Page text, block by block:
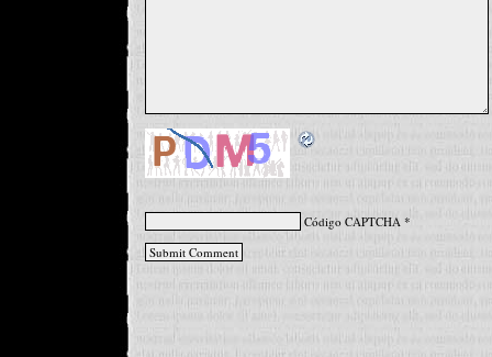
Código CAPTCHA*